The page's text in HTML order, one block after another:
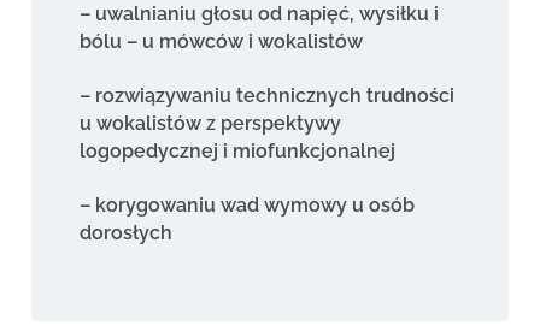
– uwalnianiu głosu od napięć, wysiłku i
bólu – u mówców i wokalistów
– rozwiązywaniu technicznych trudności
u wokalistów z perspektywy
logopedycznej i miofunkcjonalnej
– korygowaniu wad wymowy u osób
dorosłych